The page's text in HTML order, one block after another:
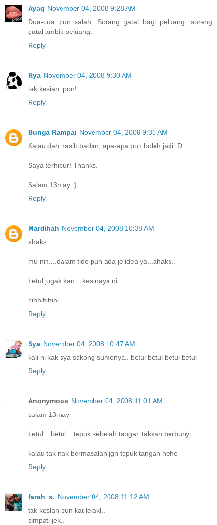
Ayaq November 04, 2008 9:28 AM
Dua-dua pun salah. Sorang gatal bagi peluang, sorang
gatal ambik peluang.
Reply
Rya November 04, 2008 9:30 AM
tak kesian..pon!
Reply
Bunga Rampai November 04, 2008 9:33 AM
Kalau dah nasib badan, apa-apa pun boleh jadi :D
Saya terhibur! Thanks.
Salam 13may :)
Reply
Mardihah November 04, 2008 10:38 AM
ahaks....
mu nih....dalam tido pun ada je idea ya...ahaks..
betul jugak kan....kes naya ni..
hihhihihihi
Reply
Sya November 04, 2008 10:47 AM
kali ni kak sya sokong sumenya.. betul betul betul betul
Reply
Anonymous November 04, 2008 11:01 AM
salam 13may
betul... betul... tepuk sebelah tangan takkan berbunyi...
kalau tak nak bermasalah jgn tepuk tangan hehe
Reply
farah, s. November 04, 2008 11:12 AM
tak kesian pun kat lelaki..
simpati jek..